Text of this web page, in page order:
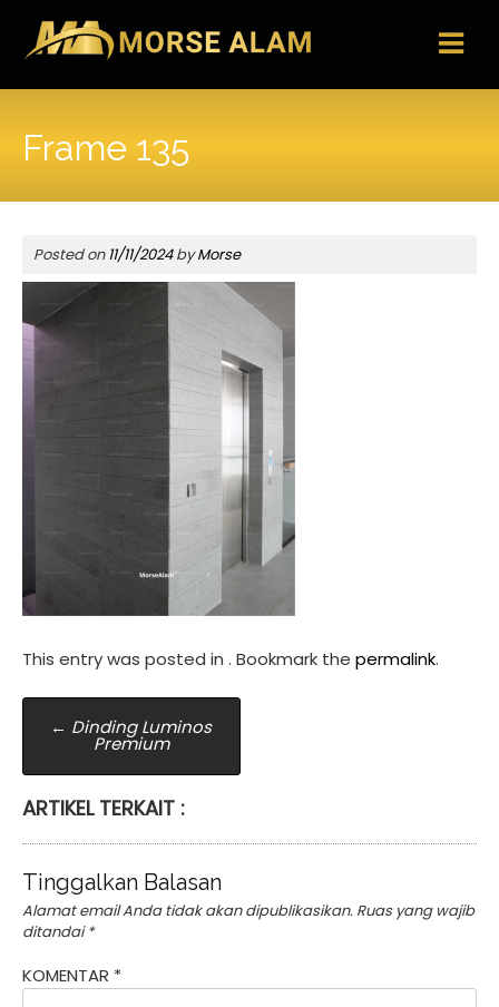
content
Frame 135
Posted on11/11/2024byMorse
This entry was posted in . Bookmark the permalink.
Post
navigation
← Dinding Luminos
Premium
ARTIKEL TERKAIT :
Tinggalkan Balasan
Alamat email Anda tidak akan dipublikasikan. Ruas yang wajib
ditandai*
KOMENTAR *